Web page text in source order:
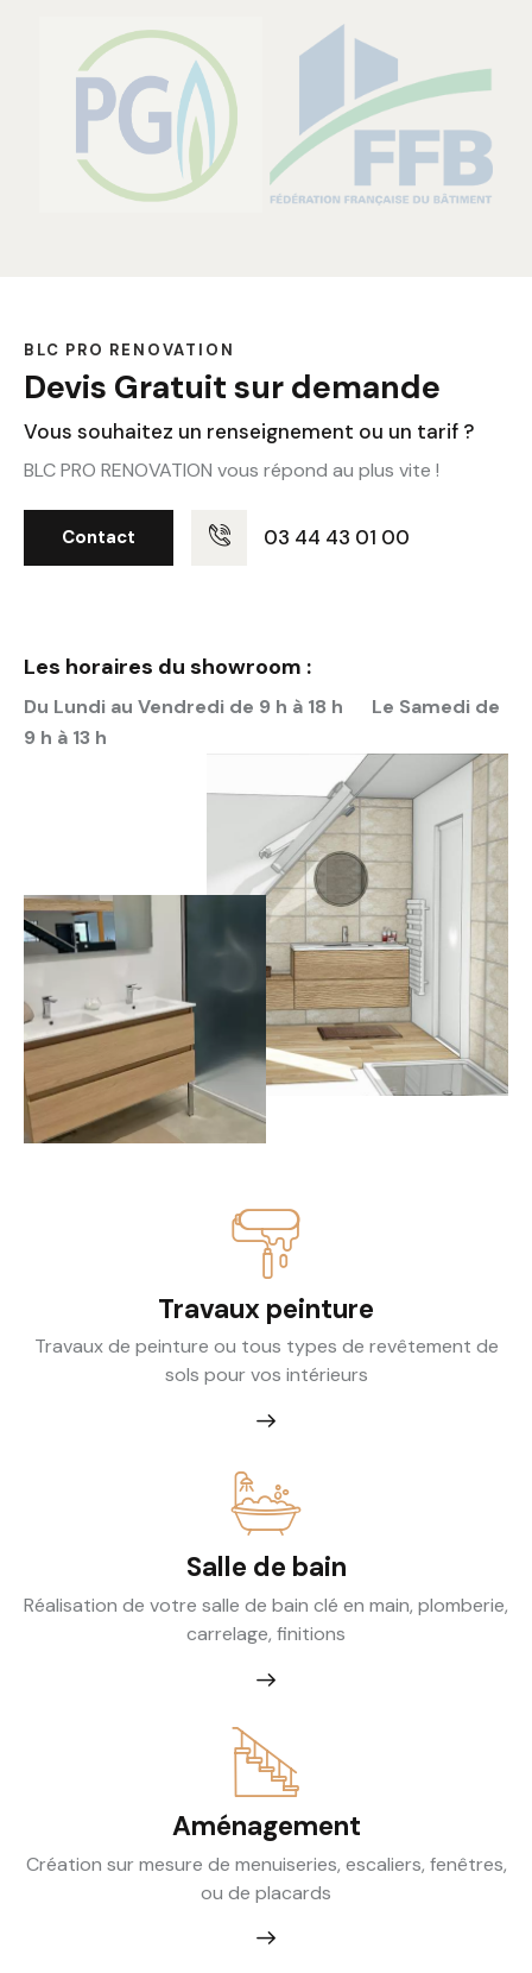
BLC PRO RENOVATION
Devis Gratuit sur demande
Vous souhaitez un renseignement ou un tarif ?
BLC PRO RENOVATION vous répond au plus vite !
Contact 03 44 43 01 00
Les horaires du showroom :
Du Lundi au Vendredi de 9 h à 18 h Le Samedi de
9 h à 13 h
Travaux peinture
Travaux de peinture ou tous types de revêtement de
sols pour vos intérieurs
Salle de bain
Réalisation de votre salle de bain clé en main, plomberie,
carrelage, finitions
Aménagement
Création sur mesure de menuiseries, escaliers, fenêtres,
ou de placards